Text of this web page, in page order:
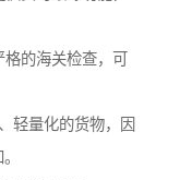
的海关检查，可
轻量化的货物，因